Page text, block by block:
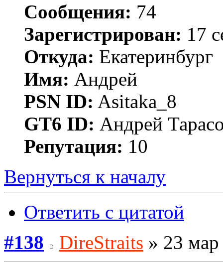
Сообщения: 74
Зарегистрирован: 17
Откуда: Екатеринбург
Имя: Андрей
PSN ID: Asitaka_8
GT6 ID: Андрей
Репутация: 10
Вернуться к началу
Ответить с цитатой
#138
DireStraits » 23